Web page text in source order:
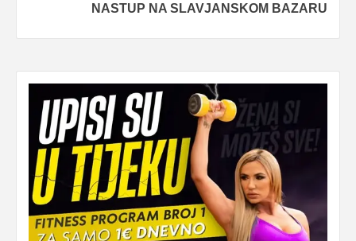
NASTUP NA SLAVJANSKOM BAZARU